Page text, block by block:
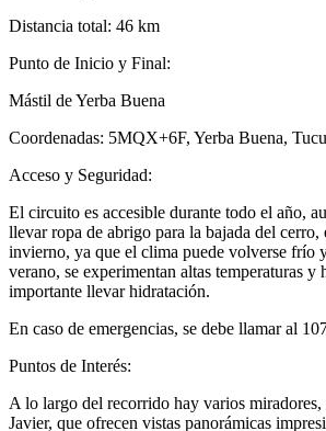
Distancia total: 46 km
Punto de Inicio y Final:
Mástil de Yerba Buena
Coordenadas: 5MQX+6F, Yerba Buena,
Acceso y Seguridad:
El circuito es accesible durante todo el año,
llevar ropa de abrigo para la bajada del cerro,
invierno, ya que el clima puede volverse frío
verano, se experimentan altas temperaturas y
importante llevar hidratación.
En caso de emergencias, se debe llamar al
Puntos de Interés:
A lo largo del recorrido hay varios miradores,
Javier, que ofrecen vistas panorámicas